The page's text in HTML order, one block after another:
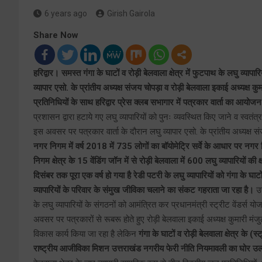
6 years ago Girish Gairola
Share Now
हरिद्वार। समस्त गंगा के घाटों व रोड़ी बेलवाला क्षेत्र में फुटपाथ के लघु
व्यापार एसो. के प्रांतीय अध्यक्ष संजय चोपड़ा व रोड़ी बेलवाला इकाई अध्यक्ष
प्रतिनिधियों के साथ हरिद्वार प्रेस क्लब सभागार में पत्रकार वार्ता का
प्रशासन द्वारा हटाये गए लघु व्यापारियों को पुनः व्यवस्थित किए जाने व
इस अवसर पर पत्रकार वार्ता के दौरान लघु व्यापार एसो. के प्रांतीय
नगर निगम में वर्ष 2018 में 735 लोगों का बॉयोमेट्रि सर्वे के आधार पर
निगम क्षेत्र के 15 वेंडिंग जॉन में से रोड़ी बेलवाला में 600 लघु व्यापारियों
दिसंबर तक पूरा एक वर्ष हो गया है रेडी पटरी के लघु व्यापारियों को गंगा के
व्यापारियों के परिवार के संमुख जीविका चलाने का संकट गहराता जा रहा है।
के लघु व्यापारियों के संगठनों को आमंत्रित कर प्रधानमंत्री स्ट्रीट वेंडर्स
अवसर पर पत्रकारों से रूबरू होते हुए रोड़ी बेलवाला इकाई अध्यक्ष कुमारी
विकास कार्य किया जा रहा है लेकिन गंगा के घाटों व रोड़ी बेलवाला क्षेत्र के
राष्ट्रीय आजीविका मिशन उत्तराखंड नगरीय फेरी नीति नियमावली का घोर